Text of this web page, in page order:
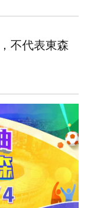
不代表東森